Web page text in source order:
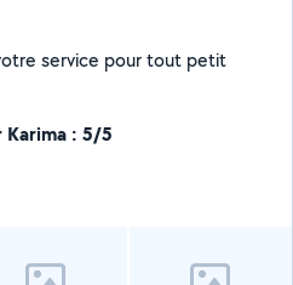
service pour tout petit
Karima : 5/5